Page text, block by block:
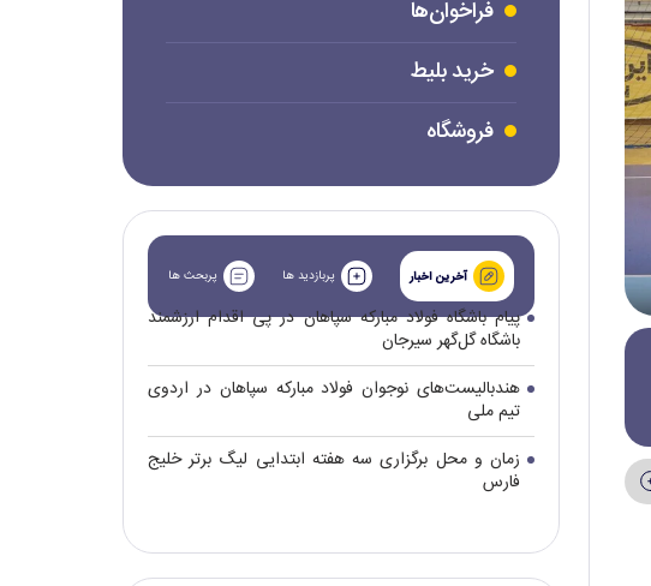
فراخوان‌ها
خرید بلیط
فروشگاه
آخرین اخبار پربازدید ها پربحث ها
پیام باشگاه فولاد مبارکه سپاهان در پی اقدام ارزشمند
باشگاه گل‌گهر سیرجان
هندبالیست‌های نوجوان فولاد مبارکه سپاهان در اردوی
تیم ملی
زمان و محل برگزاری سه هفته ابتدایی لیگ برتر خلیج
فارس